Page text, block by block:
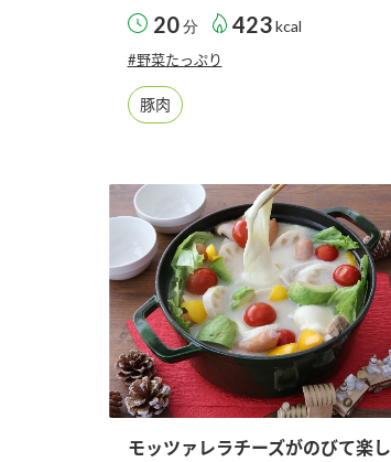
20分 423 kcal
#野菜たっぷり
豚肉
モッツァレラチーズがのびて楽し